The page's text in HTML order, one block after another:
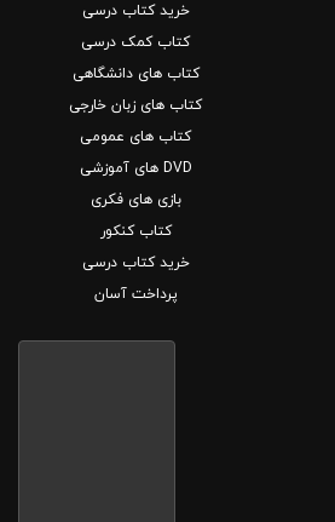
خرید کتاب درسی
کتاب کمک درسی
کتاب های دانشگاهی
کتاب های زبان خارجی
کتاب های عمومی
DVD های آموزشی
بازی های فکری
کتاب کنکور
خرید کتاب درسی
پرداخت آسان